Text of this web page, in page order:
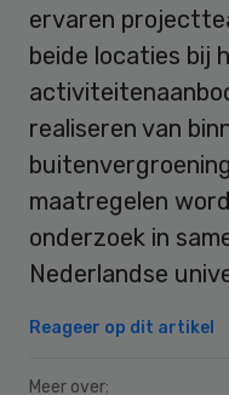
ervaren
beide locaties bij
realiseren van
maatregelen
onderzoek in
Nederlandse
Reageer op dit artikel
Meer over: